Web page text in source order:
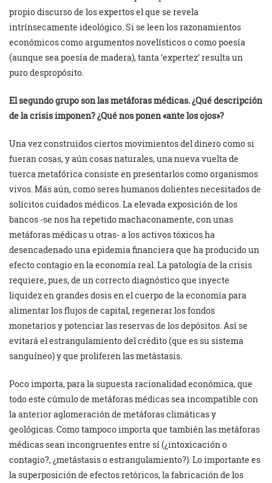
propio discurso de los expertos el que se revela
intrínsecamente ideológico. Si se leen los razonamientos
económicos como argumentos novelísticos o como poesía
(aunque sea poesía de madera), tanta ‘expertez’ resulta un
puro despropósito.
El segundo grupo son las metáforas médicas. ¿Qué descripción
de la crisis imponen? ¿Qué nos ponen «ante los ojos»?
Una vez construidos ciertos movimientos del dinero como si
fueran cosas, y aún cosas naturales, una nueva vuelta de
tuerca metafórica consiste en presentarlos como organismos
vivos. Más aún, como seres humanos dolientes necesitados de
solícitos cuidados médicos. La elevada exposición de los
bancos -se nos ha repetido machaconamente, con unas
metáforas médicas u otras- a los activos tóxicos ha
desencadenado una epidemia financiera que ha producido un
efecto contagio en la economía real. La patología de la crisis
requiere, pues, de un correcto diagnóstico que inyecte
liquidez en grandes dosis en el cuerpo de la economía para
alimentar los flujos de capital, regenerar los fondos
monetarios y potenciar las reservas de los depósitos. Así se
evitará el estrangulamiento del crédito (que es su sistema
sanguíneo) y que proliferen las metástasis.
Poco importa, para la supuesta racionalidad económica, que
todo este cúmulo de metáforas médicas sea incompatible con
la anterior aglomeración de metáforas climáticas y
geológicas. Como tampoco importa que también las metáforas
médicas sean incongruentes entre sí (¿intoxicación o
contagio?, ¿metástasis o estrangulamiento?). Lo importante es
la superposición de efectos retóricos, la fabricación de los